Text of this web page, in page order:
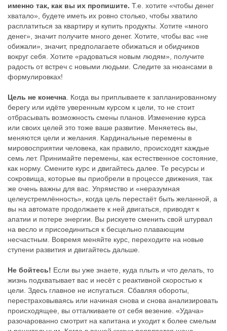
именно так, как вы их пропишите. Т.е. хотите «чтобы денег
хватало», будете иметь их ровно столько, чтобы хватило
расплатиться за квартиру и купить продукты. Хотите «много
денег», значит получите много денег. Хотите, чтобы вас «не
обижали», значит, предполагаете обижаться и обидчиков
вокруг себя. Хотите «радоваться новым людям», получите
радость от встреч с новыми людьми. Следите за нюансами в
формулировках!
Цель не конечна . Когда вы приплываете к запланированному
берегу или идёте уверенным курсом к цели, то не стоит
отбрасывать возможность смены планов. Изменение курса
или своих целей это тоже ваше развитие. Меняетесь вы,
меняются цели и желания. Кардинальные перемены в
мировосприятии человека, как правило, происходят каждые
семь лет. Принимайте перемены, как естественное состояние,
как норму. Смените курс и двигайтесь далее. Те ресурсы и
сокровища, которые вы приобрели в процессе движения, так
же очень важны для вас. Упрямство и «неразумная
целеустремлённость», когда цель перестаёт быть желанной, а
вы на автомате продолжаете к ней двигаться, приводят к
апатии и потере энергии. Вы рискуете сменить свой штурвал
на весло и присоединиться к бесцельно плавающим
несчастным. Вовремя меняйте курс, переходите на новые
ступени развития и двигайтесь дальше.
Не бойтесь! Если вы уже знаете, куда плыть и что делать, то
жизнь подхватывает вас и несёт с реактивной скоростью к
цели. Здесь главное не испугаться. Сбавляя обороты,
перестраховываясь или начиная снова и снова анализировать
происходящее, вы отталкиваете от себя везение. «Удача»
разочарованно смотрит на капитана и уходит к более смелым